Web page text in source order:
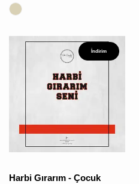
İndirim
Harbi Gırarım - Çocuk